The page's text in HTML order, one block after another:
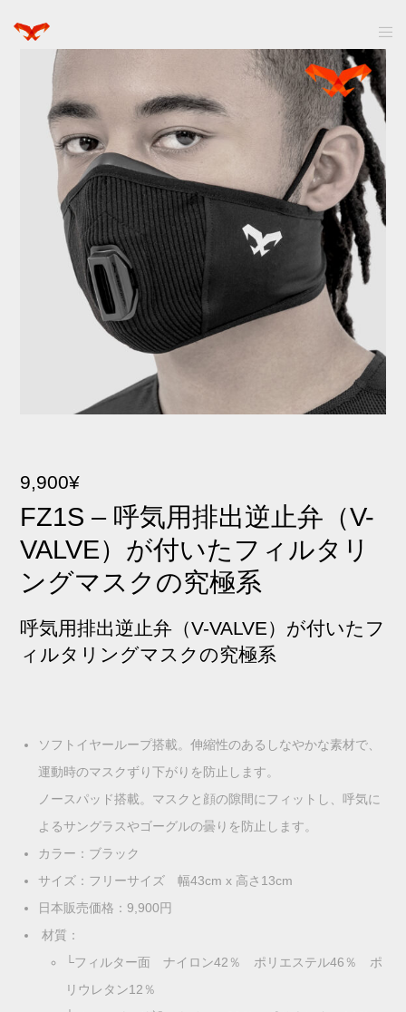
9,900¥
FZ1S – 呼気用排出逆止弁（V-
VALVE）が付いたフィルタリ
ングマスクの究極系
呼気用排出逆止弁（V-VALVE）が付いたフ
ィルタリングマスクの究極系
ソフトイヤーループ搭載。伸縮性のあるしなやかな素材で、
運動時のマスクずり下がりを防止します。
ノースパッド搭載。マスクと顔の隙間にフィットし、呼気に
よるサングラスやゴーグルの曇りを防止します。
カラー：ブラック
サイズ：フリーサイズ 幅43cm x 高さ13cm
日本販売価格：9,900円
材質：
└フィルター面 ナイロン42％ ポリエステル46％ ポ
リウレタン12％